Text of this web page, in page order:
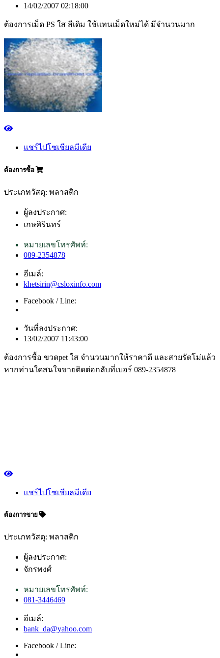
14/02/2007 02:18:00
ต้องการเม็ด PS ใส สีเดิม ใช้แทนเม็ดใหม่ได้ มีจำนวนมาก
แชร์ไปโซเชียลมีเดีย
ต้องการซื้อ
ประเภทวัสดุ: พลาสติก
ผู้ลงประกาศ:
เกษศิรินทร์
หมายเลขโทรศัพท์:
089-2354878
อีเมล์:
khetsirin@csloxinfo.com
Facebook / Line:
วันที่ลงประกาศ:
13/02/2007 11:43:00
ต้องการซื้อ ขวดpet ใส จำนวนมากให้ราคาดี และสายรัดโม่แล้ว
หากท่านใดสนใจขายติดต่อกลับที่เบอร์ 089-2354878
แชร์ไปโซเชียลมีเดีย
ต้องการขาย
ประเภทวัสดุ: พลาสติก
ผู้ลงประกาศ:
จักรพงศ์
หมายเลขโทรศัพท์:
081-3446469
อีเมล์:
bank_da@yahoo.com
Facebook / Line: